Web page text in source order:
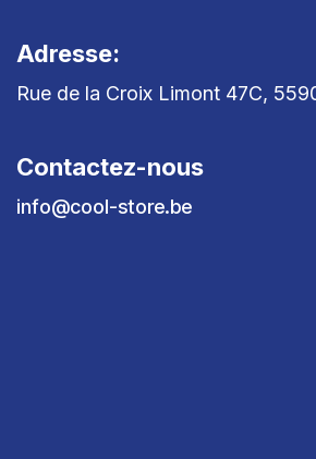
Adresse:
Rue de la Croix Limont 47C,
Contactez-nous
info@cool-store.be